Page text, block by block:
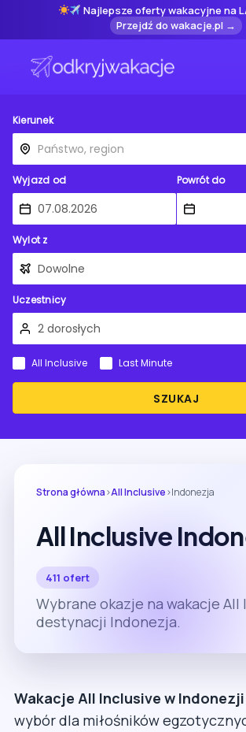
Najlepsze oferty wakacyjne na
Przejdź do wakacje.pl →
Kierunek
Wyjazd od Powrót do
Wylot z
Uczestnicy
SZUKAJ
All Inclusive Last Minute
Strona główna›All Inclusive›Indonezja
All Inclusive
411 ofert
Wybrane okazje na wakacje All
destynacji Indonezja.
Wakacje All Inclusive w Indonezji
wybór dla miłośników